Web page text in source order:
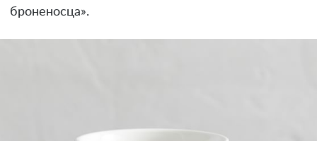
броненосца».